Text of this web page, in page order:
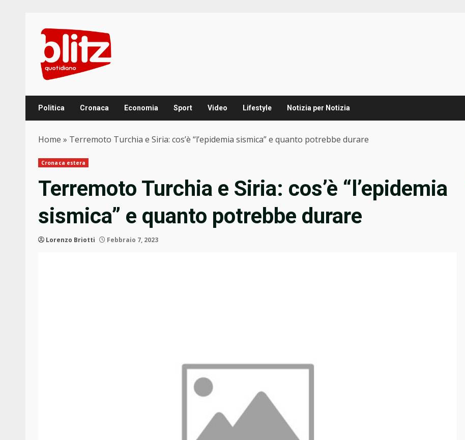
content
Politica Cronaca Economia Sport Video Lifestyle Notizia per Notizia
Home » Terremoto Turchia e Siria: cos’è “l’epidemia sismica” e quanto potrebbe durare
Cronaca estera
Terremoto Turchia e Siria: cos’è “l’epidemia
sismica” e quanto potrebbe durare
Lorenzo Briotti Febbraio 7, 2023